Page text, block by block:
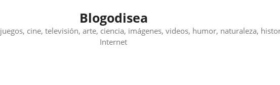
Blogodisea
cine, televisión, arte, ciencia, imágenes, videos, humor, naturaleza,
Internet